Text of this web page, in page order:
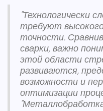
"Технологически
требуют
точности.
сварки, важно
этой области
развиваются,
возможности и
оптимизации